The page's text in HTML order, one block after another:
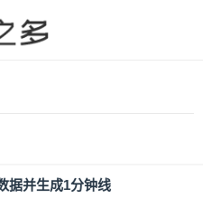
据并生成1分钟线